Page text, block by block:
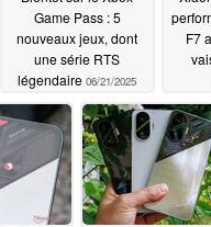
Game Pass : 5
nouveaux jeux, dont
une série RTS
légendaire 06/21/2025
F7